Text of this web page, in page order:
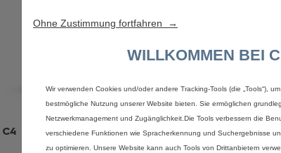
C4
Ohne Zustimmung fortfahren →
WILLKOMMEN BEI
Wir verwenden Cookies und/oder andere Tracking-Tools (die „Tools“),
bestmögliche Nutzung unserer Website bieten. Sie ermöglichen
Netzwerkmanagement und Zugänglichkeit.Die Tools verbessern die
verschiedene Funktionen wie Spracherkennung und Suchergebnisse
zu optimieren. Unsere Website kann auch Tools von Drittanbietern